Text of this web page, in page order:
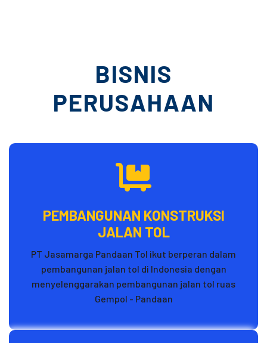
BISNIS
PERUSAHAAN
PEMBANGUNAN KONSTRUKSI
JALAN TOL
PT Jasamarga Pandaan Tol ikut berperan dalam
pembangunan jalan tol di Indonesia dengan
menyelenggarakan pembangunan jalan tol ruas
Gempol - Pandaan